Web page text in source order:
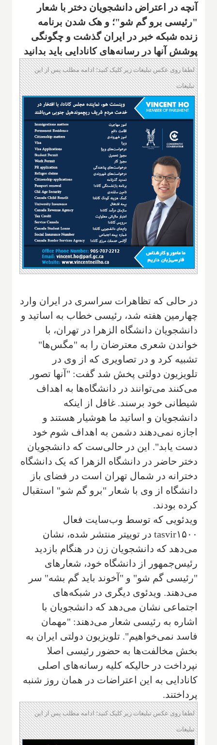
آنچه در اعتراض دانشجویان دختر با شعار
"رئیسی برو گم شو"؛ و هک شدن برنامه
زنده شبکه خبر در ایران گذشت و چگونگی
پوشش آنها در رسانه‌های کانادایی باید بدانید
لطفا روی عکس تبلیغات زیر کلیک کنید؛ ادامه مطلب پس از این
تبلیغات
در حالی که تظاهرات سراسری در ایران وارد
چهارمین هفته شد، رئیسی خطاب به اساتید و
دانشجویان دانشگاه الزهرا در تهران، با
خواندن شعری ‌‌معترضان را به "مگس‌ها"
تشبیه کرد و در تصاویری که از وی در
تلویزیون دولتی پخش شد گفت: "‌آنها تصور
می‌کنند می‌توانند در دانشگاه‌ها به اهداف
شیطانی خود برسند. غافل از اینکه
دانشجویان و اساتید ما هوشیار هستند و
اجازه نمی‌دهند دشمن به اهداف شوم خود
دست یابد". این در حالی‌ست که دانشجویان
دختر حاضر در دانشگاه الزهرا که یک دانشگاه
دخترانه در شمال تهران است در فضای باز
دانشگاه از وی با شعار "برو گم شو" استقبال
کرده بودند.
ویدئویی که توسط وب‌سایت فعال
۱۵۰۰tasvir در توییتر منتشر شده، نشان
می‌دهد که دانشجویان زن در هنگام بازدید
رئیس‌جمهور از دانشگاه خود، شعارهای
"رئیسی گم شو" و "آخوند باید گم بشه" سر
می‌دهند. ویدئوی دیگری در شبکه‌های
اجتماعی نشان می‌دهد که دانشجویان با
اشاره به رئیسی شعار می‌دهند: "مهمان
فاسد نمی‌خواهیم". تلویزیون دولتی ایران به
بخش مخالفت‌ها به حضور رئیسی اصلا
نپرداخت در حالیکه کلیه رسانه‌های اصلی
کانادایی به این اعتراضات در همان روز شنبه
پرداختند.
لطفا روی عکس تبلیغات زیر کلیک کنید؛ ادامه مطلب پس از این
تبلیغات